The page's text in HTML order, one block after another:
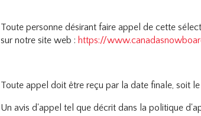
Toute personne désirant faire appel de cette
sur notre site web : https://
Toute appel doit être reçu par la date finale, soit
Un avis d'appel tel que décrit dans la politique